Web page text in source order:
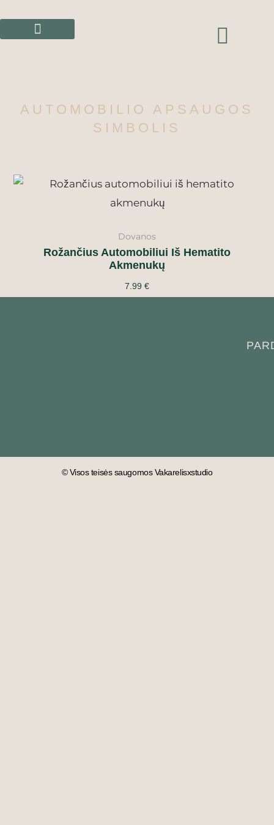
AUTOMOBILIO APSAUGOS
SIMBOLIS
Dovanos
Rožančius Automobiliui Iš Hematito
Akmenukų
7.99 €
© Visos teisės saugomos Vakarelisxstudio